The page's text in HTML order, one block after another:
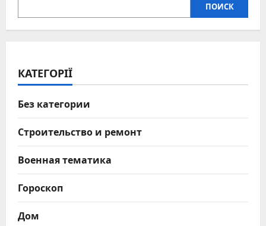
морским
правилам
ПОИСК
КАТЕГОРІЇ
Без категории
Строительство и ремонт
Военная тематика
Гороскоп
Дом